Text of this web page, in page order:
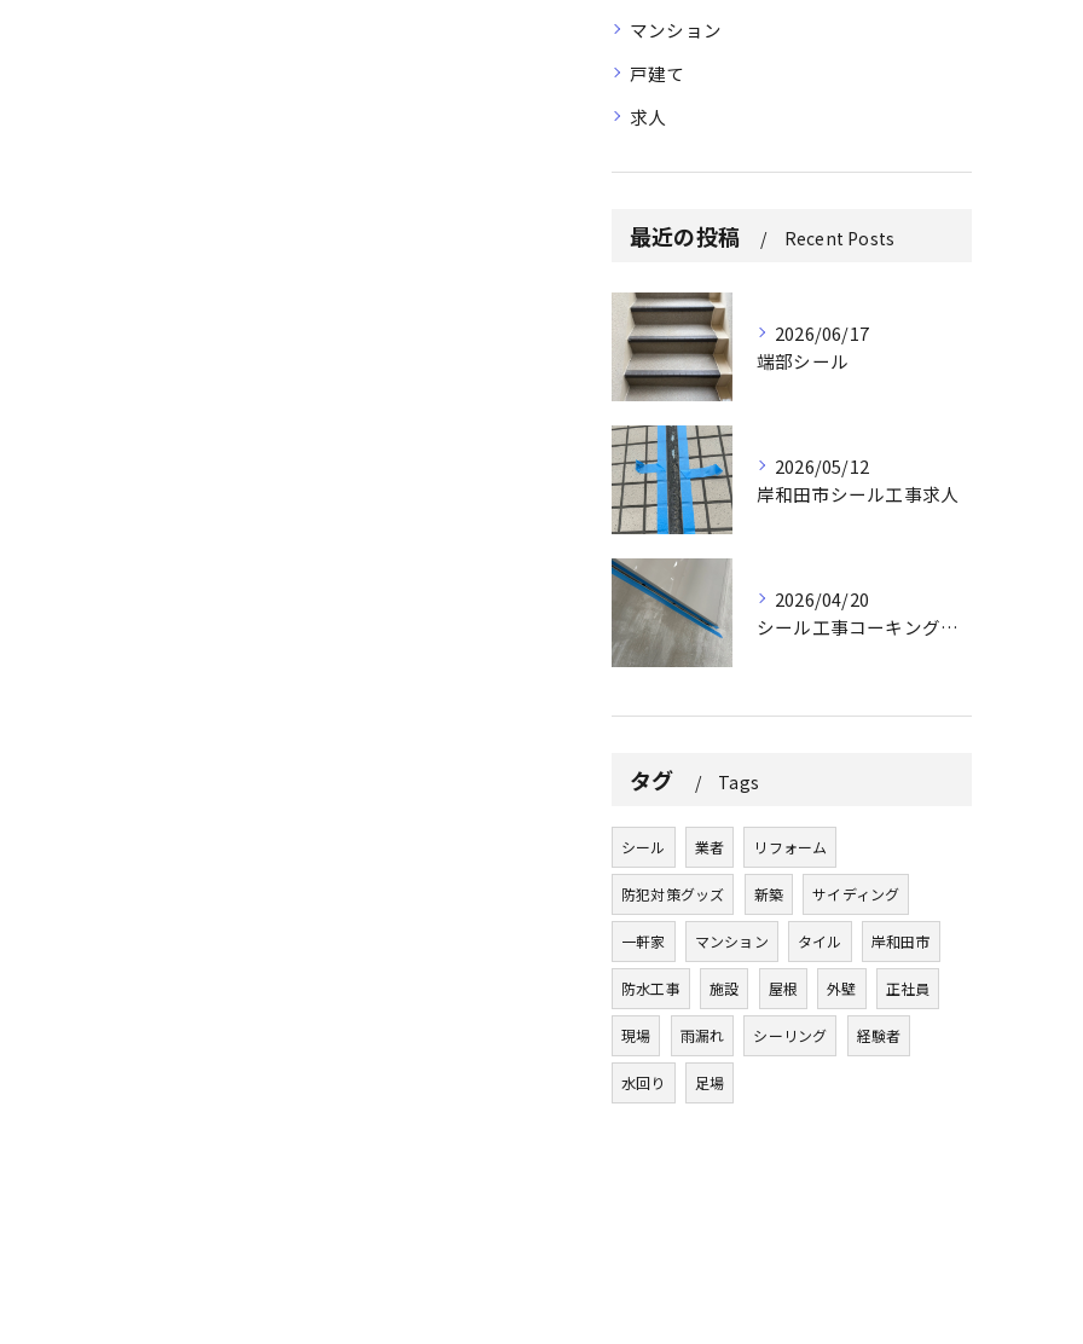
マンション
戸建て
求人
最近の投稿 Recent Posts
2026/06/17
端部シール
2026/05/12
岸和田市シール工事求人
2026/04/20
シール工事コーキング工事
タグ Tags
シール 業者 リフォーム
防犯対策グッズ 新築 サイディング
一軒家 マンション タイル 岸和田市
防水工事 施設 屋根 外壁 正社員
現場 雨漏れ シーリング 経験者
水回り 足場